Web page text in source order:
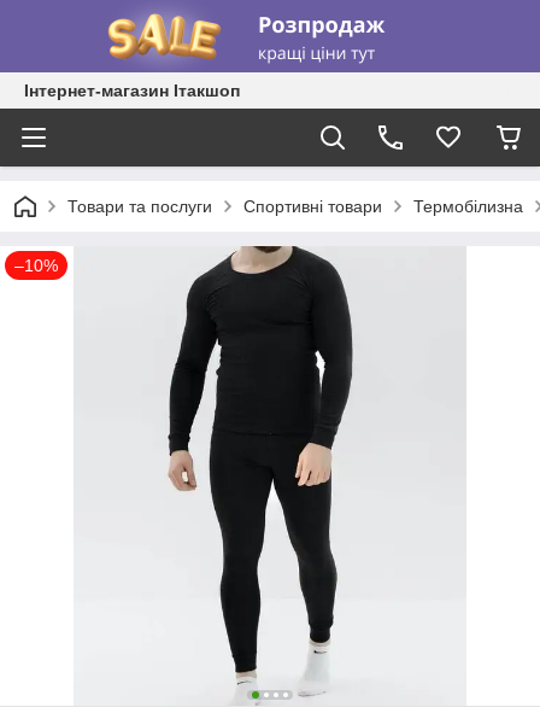
Інтернет-магазин Ітакшоп
Товари та послуги Спортивні товари Термобілизна
–10%